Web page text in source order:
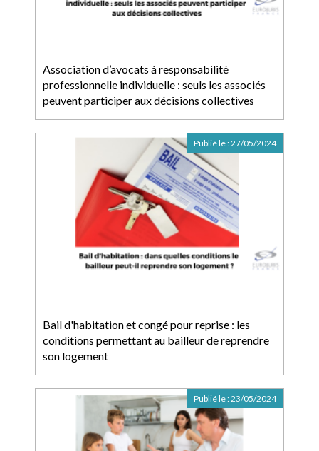
Association d’avocats à responsabilité
professionnelle individuelle : seuls les associés
peuvent participer aux décisions collectives
Bail d'habitation et congé pour reprise : les
conditions permettant au bailleur de reprendre
son logement
Publié le :27/05/2024
Publié le :23/05/2024